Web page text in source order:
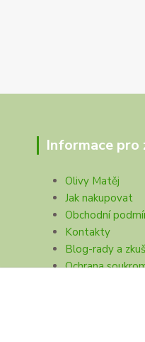
Informace pro
Olivy Matěj
Jak nakupovat
Obchodní
Kontakty
Blog-rady a
Ochrana